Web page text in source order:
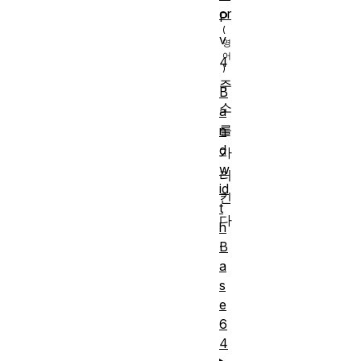
P
v
4
주
소
를
가
리
킨
다
.
or
B
a
n
d
w
id
t
h
B
a
s
e
6
4